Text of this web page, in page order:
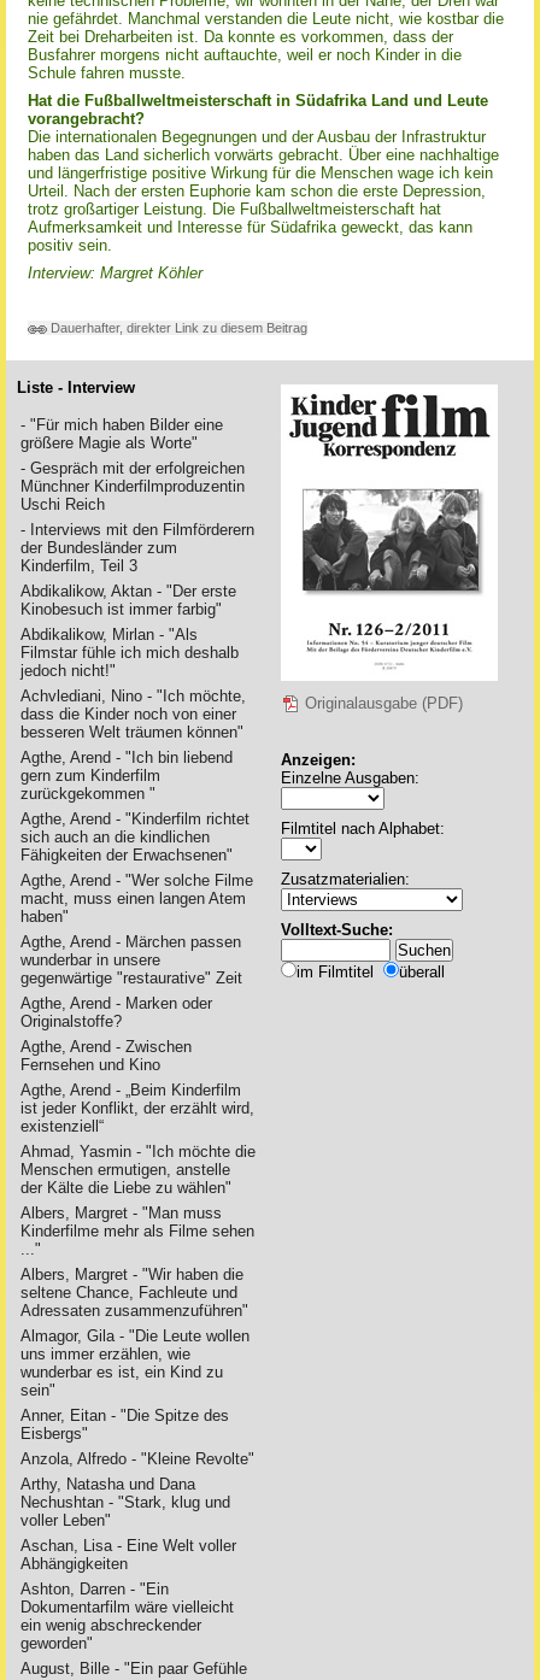
nie gefährdet. Manchmal verstanden die Leute nicht, wie kostbar die
Zeit bei Dreharbeiten ist. Da konnte es vorkommen, dass der
Busfahrer morgens nicht auftauchte, weil er noch Kinder in die
Schule fahren musste.
Hat die Fußballweltmeisterschaft in Südafrika Land und Leute
vorangebracht?
Die internationalen Begegnungen und der Ausbau der Infrastruktur
haben das Land sicherlich vorwärts gebracht. Über eine nachhaltige
und längerfristige positive Wirkung für die Menschen wage ich kein
Urteil. Nach der ersten Euphorie kam schon die erste Depression,
trotz großartiger Leistung. Die Fußballweltmeisterschaft hat
Aufmerksamkeit und Interesse für Südafrika geweckt, das kann
positiv sein.
Interview: Margret Köhler
Dauerhafter, direkter Link zu diesem Beitrag
Liste - Interview
- "Für mich haben Bilder eine
größere Magie als Worte"
- Gespräch mit der erfolgreichen
Münchner Kinderfilmproduzentin
Uschi Reich
- Interviews mit den Filmförderern
der Bundesländer zum
Kinderfilm, Teil 3
Abdikalikow, Aktan - "Der erste
Kinobesuch ist immer farbig"
Abdikalikow, Mirlan - "Als
Filmstar fühle ich mich deshalb
jedoch nicht!"
Achvlediani, Nino - "Ich möchte,
dass die Kinder noch von einer
besseren Welt träumen können"
Agthe, Arend - "Ich bin liebend
gern zum Kinderfilm
zurückgekommen "
Agthe, Arend - "Kinderfilm richtet
sich auch an die kindlichen
Fähigkeiten der Erwachsenen"
Agthe, Arend - "Wer solche Filme
macht, muss einen langen Atem
haben"
Agthe, Arend - Märchen passen
wunderbar in unsere
gegenwärtige "restaurative" Zeit
Agthe, Arend - Marken oder
Originalstoffe?
Agthe, Arend - Zwischen
Fernsehen und Kino
Agthe, Arend - „Beim Kinderfilm
ist jeder Konflikt, der erzählt wird,
existenziell“
Ahmad, Yasmin - "Ich möchte die
Menschen ermutigen, anstelle
der Kälte die Liebe zu wählen"
Albers, Margret - "Man muss
Kinderfilme mehr als Filme sehen
..."
Albers, Margret - "Wir haben die
seltene Chance, Fachleute und
Adressaten zusammenzuführen"
Almagor, Gila - "Die Leute wollen
uns immer erzählen, wie
wunderbar es ist, ein Kind zu
sein"
Anner, Eitan - "Die Spitze des
Eisbergs"
Anzola, Alfredo - "Kleine Revolte"
Arthy, Natasha und Dana
Nechushtan - "Stark, klug und
voller Leben"
Aschan, Lisa - Eine Welt voller
Abhängigkeiten
Ashton, Darren - "Ein
Dokumentarfilm wäre vielleicht
ein wenig abschreckender
geworden"
August, Bille - "Ein paar Gefühle
Originalausgabe (PDF)
Anzeigen:
Einzelne Ausgaben:
Filmtitel nach Alphabet:
Zusatzmaterialien:
Volltext-Suche:
im Filmtitel überall